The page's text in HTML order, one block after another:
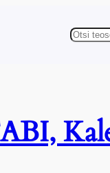
Otsing